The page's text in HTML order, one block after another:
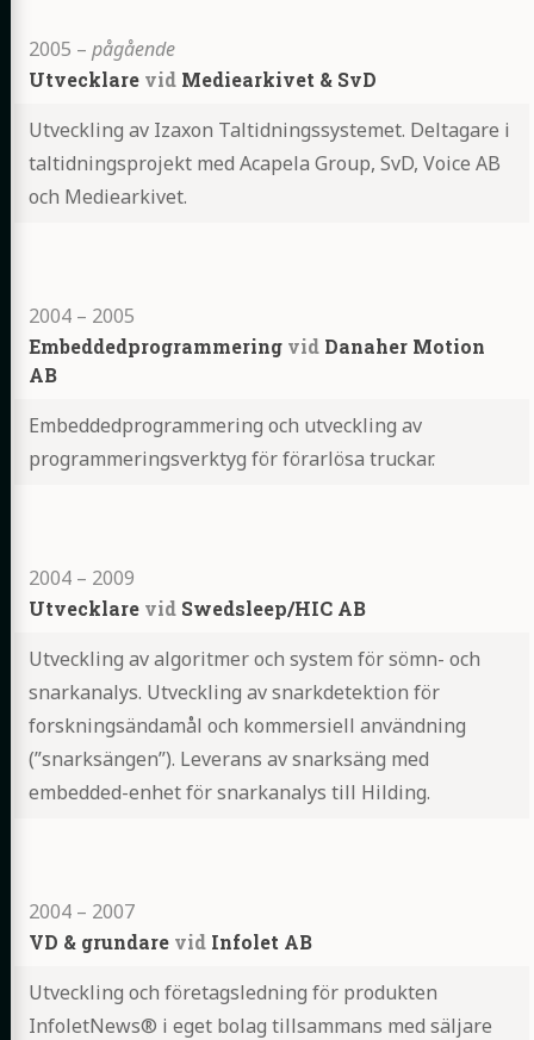
2005 – pågående
Utvecklare vid Mediearkivet & SvD
Utveckling av Izaxon Taltidningssystemet. Deltagare i
taltidningsprojekt med Acapela Group, SvD, Voice AB
och Mediearkivet.
2004 – 2005
Embeddedprogrammering vid Danaher Motion
AB
Embeddedprogrammering och utveckling av
programmeringsverktyg för förarlösa truckar.
2004 – 2009
Utvecklare vid Swedsleep/HIC AB
Utveckling av algoritmer och system för sömn- och
snarkanalys. Utveckling av snarkdetektion för
forskningsändamål och kommersiell användning
(”snarksängen”). Leverans av snarksäng med
embedded-enhet för snarkanalys till Hilding.
2004 – 2007
VD & grundare vid Infolet AB
Utveckling och företagsledning för produkten
InfoletNews® i eget bolag tillsammans med säljare